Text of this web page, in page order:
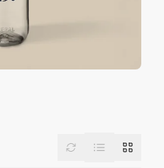
Reset List Grid